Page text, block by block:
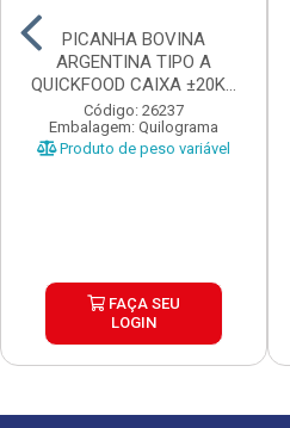
PICANHA BOVINA
ARGENTINA TIPO A
QUICKFOOD CAIXA ±20KG
PEÇAS ...
Código: 26237
Embalagem: Quilograma
Produto de peso variável
FAÇA SEU
LOGIN